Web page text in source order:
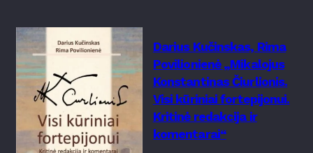
Darius Kučinskas, Rima
Povilionienė „Mikalojus
Konstantinas Čiurlionis.
Visi kūriniai fortepijonui.
Kritinė redakcija ir
komentarai“